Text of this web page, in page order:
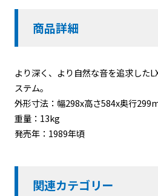
商品詳細
より深く、より自然な音を追求した
ステム。
外形寸法：幅298x高さ584x奥行
重量：13kg
発売年：1989年頃
関連カテゴリー